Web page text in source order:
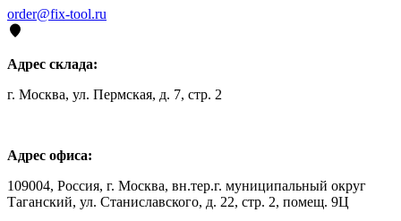
order@fix-tool.ru
Адрес склада:
г. Москва, ул. Пермская, д. 7, стр. 2
Адрес офиса:
109004, Россия, г. Москва, вн.тер.г. муниципальный округ
Таганский, ул. Станиславского, д. 22, стр. 2, помещ. 9Ц